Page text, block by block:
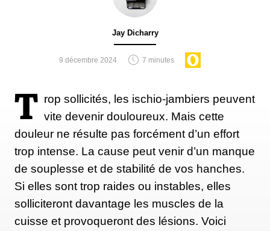
Jay Dicharry
9 décembre 2024 7 minutes
T rop sollicités, les ischio-jambiers peuvent
vite devenir douloureux. Mais cette
douleur ne résulte pas forcément d’un effort
trop intense. La cause peut venir d’un manque
de souplesse et de stabilité de vos hanches.
Si elles sont trop raides ou instables, elles
solliciteront davantage les muscles de la
cuisse et provoqueront des lésions. Voici